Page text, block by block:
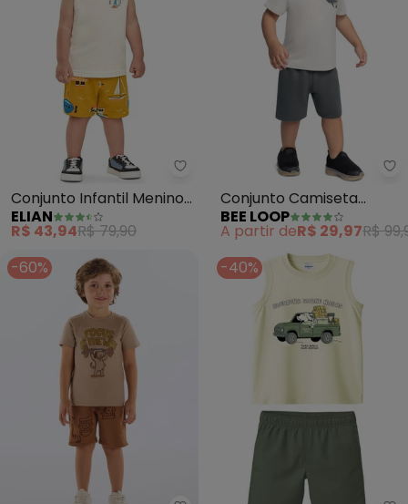
Elian - Conjunto Infantil Menino
Conjunto Infantil Menino
Barcos (Bege)
ELIAN
R$ 43,94R$ 79,90
Conjunto Camiseta
Tubarão Bermuda (Bege)
BEE LOOP
A partir deR$ 29,97R$
-60%
-40%